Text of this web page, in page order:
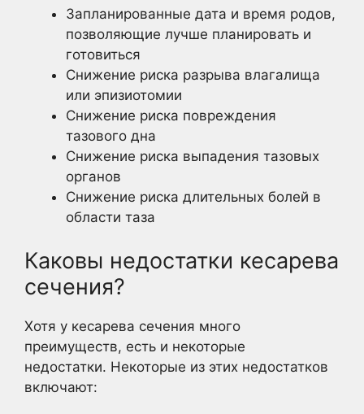
Запланированные дата и время родов,
позволяющие лучше планировать и
готовиться
Снижение риска разрыва влагалища
или эпизиотомии
Снижение риска повреждения
тазового дна
Снижение риска выпадения тазовых
органов
Снижение риска длительных болей в
области таза
Каковы недостатки кесарева
сечения?
Хотя у кесарева сечения много
преимуществ, есть и некоторые
недостатки. Некоторые из этих недостатков
включают: